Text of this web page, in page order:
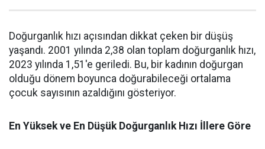
Doğurganlık hızı açısından dikkat çeken bir düşüş
yaşandı. 2001 yılında 2,38 olan toplam doğurganlık hızı,
2023 yılında 1,51'e geriledi. Bu, bir kadının doğurgan
olduğu dönem boyunca doğurabileceği ortalama
çocuk sayısının azaldığını gösteriyor.
En Yüksek ve En Düşük Doğurganlık Hızı İllere Göre